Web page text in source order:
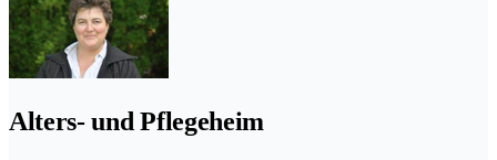
Alters- und Pflegeheim